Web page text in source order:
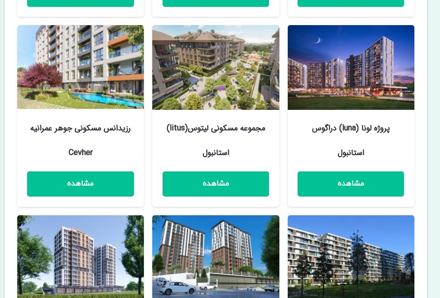
پروژه لونا (luna) دراگوس
استانبول
مشاهده
مجموعه مسکونی لیتوس(litus)
استانبول
مشاهده
رزیدانس مسکونی جوهر عمرانيه
Cevher
مشاهده